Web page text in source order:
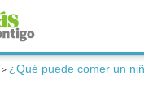
> ¿Qué puede comer un